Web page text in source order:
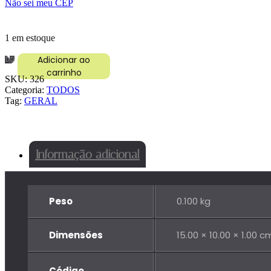
Não sei meu CEP
1 em estoque
PARAFUSO
12X40
MB
ROSCA
Adicionar ao
carrinho
SKU:326
Categoria: TODOS
Tag: GERAL
Informação adicional
Peso 0.100 kg
Dimensões 15.00 × 10.00 × 1.00